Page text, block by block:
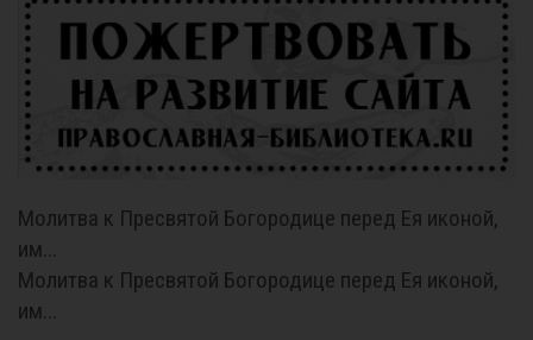
Молитва к Пресвятой Богородице перед Ея иконой,
им...
Молитва к Пресвятой Богородице перед Ея иконой,
им...